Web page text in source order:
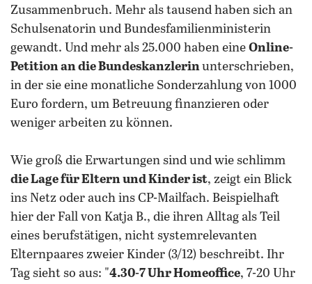
Zusammenbruch. Mehr als tausend haben sich an
Schulsenatorin und Bundesfamilienministerin
gewandt. Und mehr als 25.000 haben eine Online-
Petition an die Bundeskanzlerinunterschrieben,
in der sie eine monatliche Sonderzahlung von 1000
Euro fordern, um Betreuung finanzieren oder
weniger arbeiten zu können.
Wie groß die Erwartungen sind und wie schlimm
die Lage für Eltern und Kinder ist, zeigt ein Blick
ins Netz oder auch ins CP-Mailfach. Beispielhaft
hier der Fall von Katja B., die ihren Alltag als Teil
eines berufstätigen, nicht systemrelevanten
Elternpaares zweier Kinder (3/12) beschreibt. Ihr
Tag sieht so aus: "4.30-7 Uhr Homeoffice, 7-20 Uhr